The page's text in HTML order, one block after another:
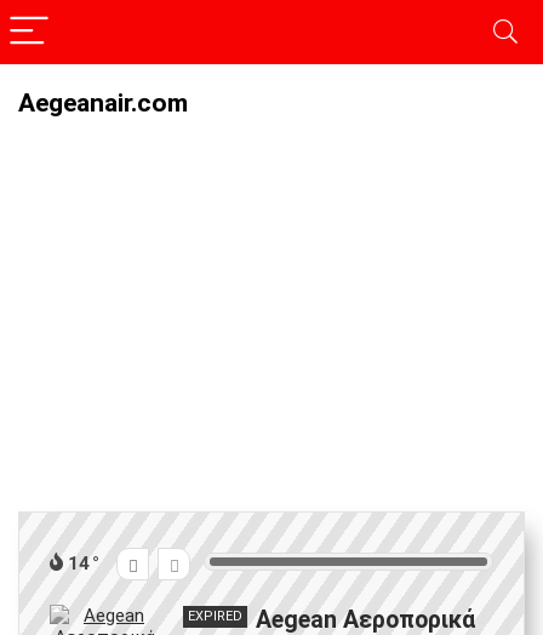
Aegeanair.com
14
EXPIRED
Aegean Αεροπορικά